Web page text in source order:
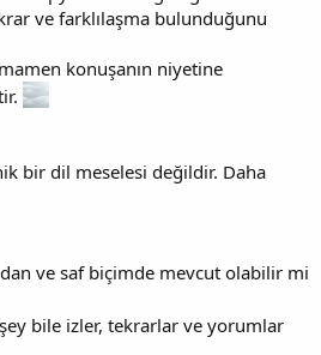
ve farklılaşma bulunduğunu
konuşanın niyetine
bir dil meselesi değildir. Daha
ve saf biçimde mevcut olabilir mi
bile izler, tekrarlar ve yorumlar